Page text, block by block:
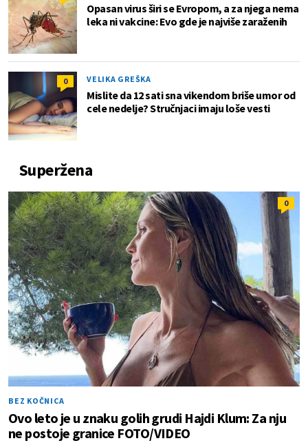
Opasan virus širi se Evropom, a za njega nema
leka ni vakcine: Evo gde je najviše zaraženih
0 VELIKA GREŠKA
Mislite da 12 sati sna vikendom briše umor od
cele nedelje? Stručnjaci imaju loše vesti
Superžena
0
BEZ KOČNICA
Ovo leto je u znaku golih grudi Hajdi Klum: Za nju
ne postoje granice FOTO/VIDEO